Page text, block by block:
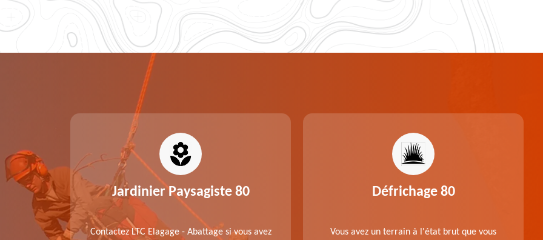
fait
Jardinier Paysagiste 80
Contactez LTC Elagage - Abattage si vous avez
Défrichage 80
Vous avez un terrain à l'état brut que vous